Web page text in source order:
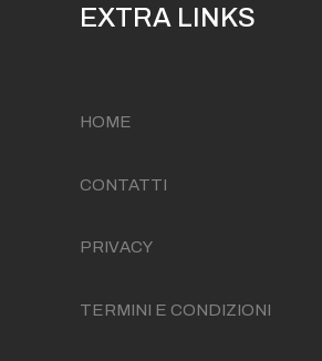
EXTRA LINKS
HOME
CONTATTI
PRIVACY
TERMINI E CONDIZIONI